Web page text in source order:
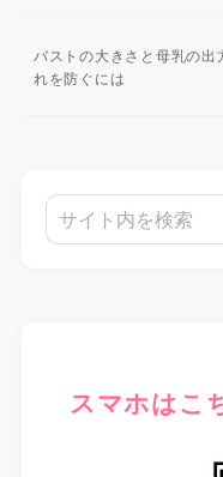
バストの大きさと母乳の出
れを防ぐには
スマホはこ